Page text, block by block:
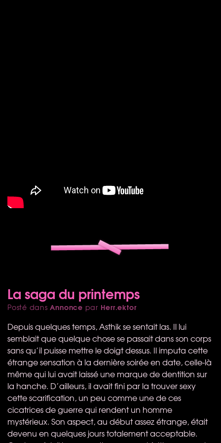
La saga du printemps
Posté dansAnnonce par Herr.ektor
Depuis quelques temps, Asthik se sentait las. Il lui
semblait que quelque chose se passait dans son corps
sans qu’il puisse mettre le doigt dessus. Il imputa cette
étrange sensation à la dernière soirée en date, celle-là
même qui lui avait laissé une marque de dentition sur
la hanche. D’ailleurs, il avait fini par la trouver sexy
cette scarification, un peu comme une de ces
cicatrices de guerre qui rendent un homme
mystérieux. Son aspect, au début assez étrange, était
devenu en quelques jours totalement acceptable.